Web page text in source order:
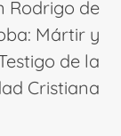
Rodrigo de
Mártir y
de la
Cristiana